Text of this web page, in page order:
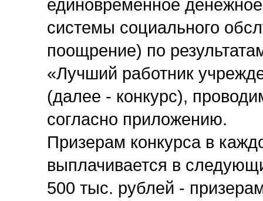
единовременное
системы социального
поощрение) по
«Лучший работник
(далее - конкурс),
согласно приложению.
Призерам конкурса в
выплачивается в
500 тыс. рублей -